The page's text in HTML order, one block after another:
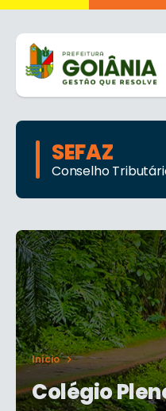
SEFAZ
Conselho
Início
Colégio